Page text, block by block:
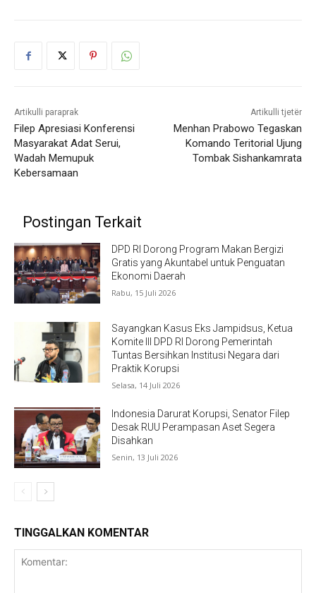
Artikulli paraprak
Filep Apresiasi Konferensi
Masyarakat Adat Serui,
Wadah Memupuk
Kebersamaan
Artikulli tjetër
Menhan Prabowo Tegaskan
Komando Teritorial Ujung
Tombak Sishankamrata
Postingan Terkait
DPD RI Dorong Program Makan Bergizi
Gratis yang Akuntabel untuk Penguatan
Ekonomi Daerah
Rabu, 15 Juli 2026
Sayangkan Kasus Eks Jampidsus, Ketua
Komite III DPD RI Dorong Pemerintah
Tuntas Bersihkan Institusi Negara dari
Praktik Korupsi
Selasa, 14 Juli 2026
Indonesia Darurat Korupsi, Senator Filep
Desak RUU Perampasan Aset Segera
Disahkan
Senin, 13 Juli 2026
TINGGALKAN KOMENTAR